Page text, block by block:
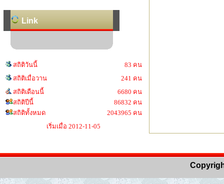
Link
สถิติวันนี้
83 คน
สถิติเมื่อวาน
241 คน
สถิติเดือนนี้
สถิติปีนี้
สถิติทั้งหมด
6680 คน
86832 คน
2043965 คน
เริ่มเมื่อ 2012-11-05